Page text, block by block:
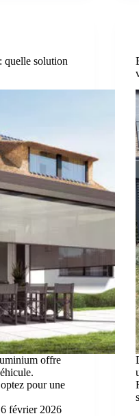
quelle solution
offre
pour une
6 février 2026